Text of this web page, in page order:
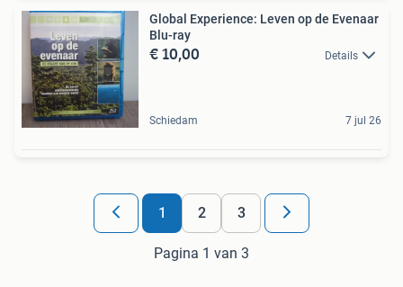
Global Experience: Leven op de Evenaar
Blu-ray
€ 10,00 Details
Schiedam 7 jul 26
1 2 3
Pagina 1 van 3